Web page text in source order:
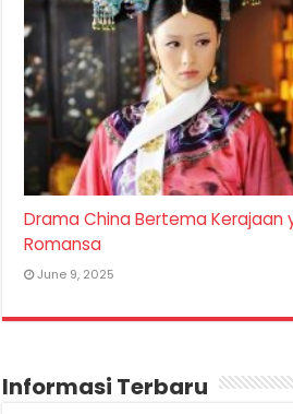
Drama China Bertema Kerajaan
Romansa
June 9, 2025
Informasi Terbaru